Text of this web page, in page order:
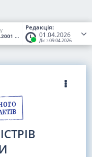
Редакція:
01.04.2026
Діє з 09.04.2026
№ 1306 (Статус:Чинний)